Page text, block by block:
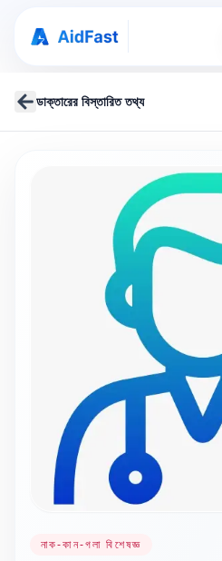
ডাক্তারের বিস্তারিত তথ্য
নাক-কান-গলা বিশেষজ্ঞ